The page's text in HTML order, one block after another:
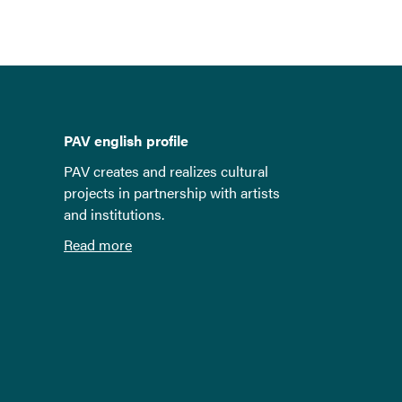
PAV english profile
PAV creates and realizes cultural
projects in partnership with artists
and institutions.
Read more